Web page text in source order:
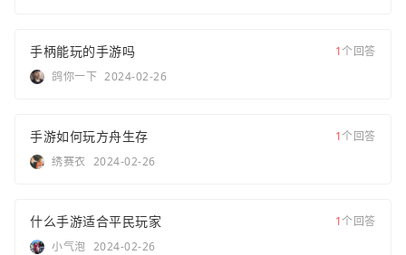
手柄能玩的手游吗 1个回答
鸽你一下 2024-02-26
手游如何玩方舟生存 1个回答
绣赛衣 2024-02-26
什么手游适合平民玩家 1个回答
小气泡 2024-02-26